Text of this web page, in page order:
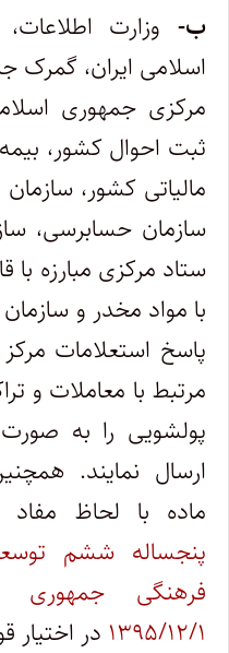
ب- وزارت
اسلامی ایران، گمرک
مرکزی جمهوری
ثبت احوال کشور،
مالیاتی کشور،
سازمان حسابرسی،
ستاد مرکزی مبارزه با
با مواد مخدر و
پاسخ استعلامات
مرتبط با معاملات و
پولشویی را به
ارسال نمایند.
ماده با لحاظ مفاد
پنجساله ششم
فرهنگی جمهوری
۱۳۹۵/۱۲/۱ در اختیار